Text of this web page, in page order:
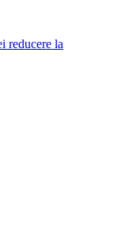
reducere la